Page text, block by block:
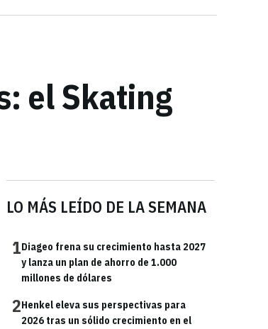
el Skating
LO MÁS LEÍDO DE LA SEMANA
1Diageo frena su crecimiento hasta 2027
y lanza un plan de ahorro de 1.000
millones de dólares
2Henkel eleva sus perspectivas para
2026 tras un sólido crecimiento en el